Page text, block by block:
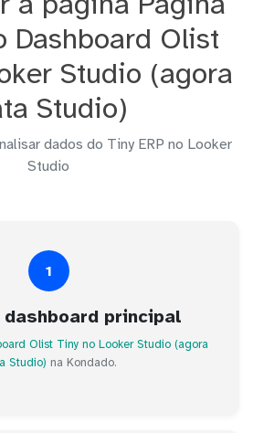
Dashboard Olist
Studio (agora
Studio)
dados do Tiny ERP no Looker
Studio
1
principal
Olist Tiny no Looker Studio (agora
Studio) na Kondado.